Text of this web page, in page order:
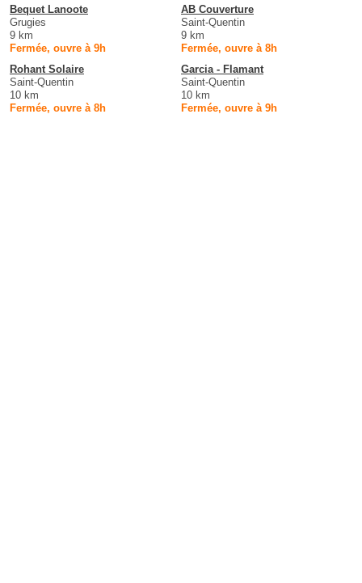
Bequet Lanoote
Grugies
9 km
Fermée, ouvre à 9h
AB Couverture
Saint-Quentin
9 km
Fermée, ouvre à 8h
Rohant Solaire
Saint-Quentin
10 km
Fermée, ouvre à 8h
Garcia - Flamant
Saint-Quentin
10 km
Fermée, ouvre à 9h